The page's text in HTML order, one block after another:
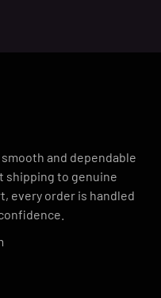
and dependable
shipping to genuine
every order is handled